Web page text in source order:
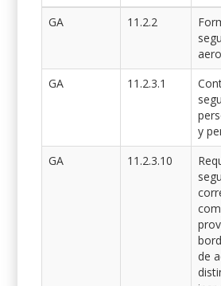
GA
11.2.2
GA
11.2.3.1
y
GA
11.2.3.10
de